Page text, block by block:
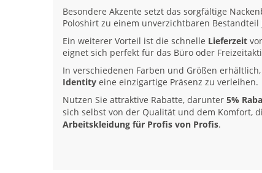
Besondere Akzente setzt das sorgfältige
Poloshirt zu einem unverzichtbaren
Ein weiterer Vorteil ist die schnelle Lieferzeit
eignet sich perfekt für das Büro oder
In verschiedenen Farben und Größen
Identity eine einzigartige Präsenz zu verleihen.
Nutzen Sie attraktive Rabatte, darunter 5%
sich selbst von der Qualität und dem Komfort,
Arbeitskleidung für Profis von Profis.